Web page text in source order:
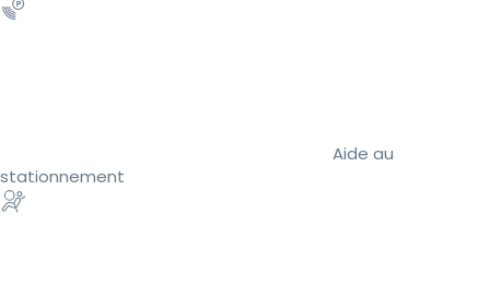
Aide au
stationnement